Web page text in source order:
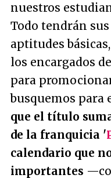
nuestros
Todo tendrán
aptitudes
los encargados
para
busquemos para
que el título
de la franquicia '
calendario que
importantes